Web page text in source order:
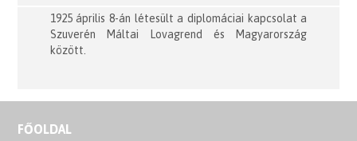
1925 április 8-án létesült a diplomáciai kapcsolat a
Szuverén Máltai Lovagrend és Magyarország
között.
FŐOLDAL